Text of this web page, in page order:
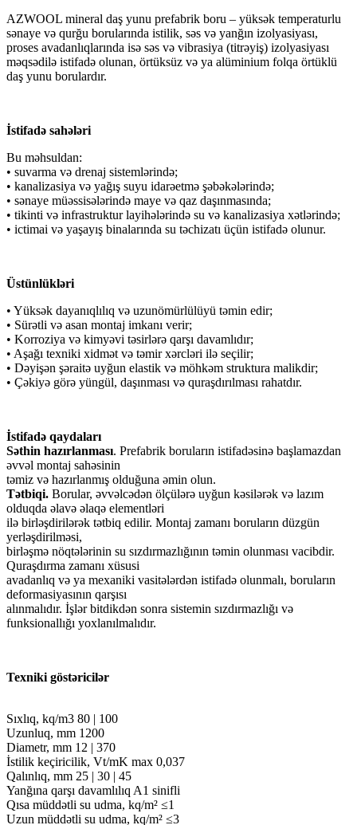
AZWOOL mineral daş yunu prefabrik boru – yüksək temperaturlu
sənaye və qurğu borularında istilik, səs və yanğın izolyasiyası,
proses avadanlıqlarında isə səs və vibrasiya (titrəyiş) izolyasiyası
məqsədilə istifadə olunan, örtüksüz və ya alüminium folqa örtüklü
daş yunu borulardır.
İstifadə sahələri
Bu məhsuldan:
• suvarma və drenaj sistemlərində;
• kanalizasiya və yağış suyu idarəetmə şəbəkələrində;
• sənaye müəssisələrində maye və qaz daşınmasında;
• tikinti və infrastruktur layihələrində su və kanalizasiya xətlərində;
• ictimai və yaşayış binalarında su təchizatı üçün istifadə olunur.
Üstünlükləri
• Yüksək dayanıqlılıq və uzunömürlülüyü təmin edir;
• Sürətli və asan montaj imkanı verir;
• Korroziya və kimyəvi təsirlərə qarşı davamlıdır;
• Aşağı texniki xidmət və təmir xərcləri ilə seçilir;
• Dəyişən şəraitə uyğun elastik və möhkəm struktura malikdir;
• Çəkiyə görə yüngül, daşınması və quraşdırılması rahatdır.
İstifadə qaydaları
Səthin hazırlanması. Prefabrik boruların istifadəsinə başlamazdan
əvvəl montaj sahəsinin
təmiz və hazırlanmış olduğuna əmin olun.
Tətbiqi. Borular, əvvəlcədən ölçülərə uyğun kəsilərək və lazım
olduqda əlavə əlaqə elementləri
ilə birləşdirilərək tətbiq edilir. Montaj zamanı boruların düzgün
yerləşdirilməsi,
birləşmə nöqtələrinin su sızdırmazlığının təmin olunması vacibdir.
Quraşdırma zamanı xüsusi
avadanlıq və ya mexaniki vasitələrdən istifadə olunmalı, boruların
deformasiyasının qarşısı
alınmalıdır. İşlər bitdikdən sonra sistemin sızdırmazlığı və
funksionallığı yoxlanılmalıdır.
Texniki göstəricilər
Sıxlıq, kq/m3 80 | 100
Uzunluq, mm 1200
Diametr, mm 12 | 370
İstilik keçiricilik, Vt/mK max 0,037
Qalınlıq, mm 25 | 30 | 45
Yanğına qarşı davamlılıq A1 sinifli
Qısa müddətli su udma, kq/m² ≤1
Uzun müddətli su udma, kq/m² ≤3